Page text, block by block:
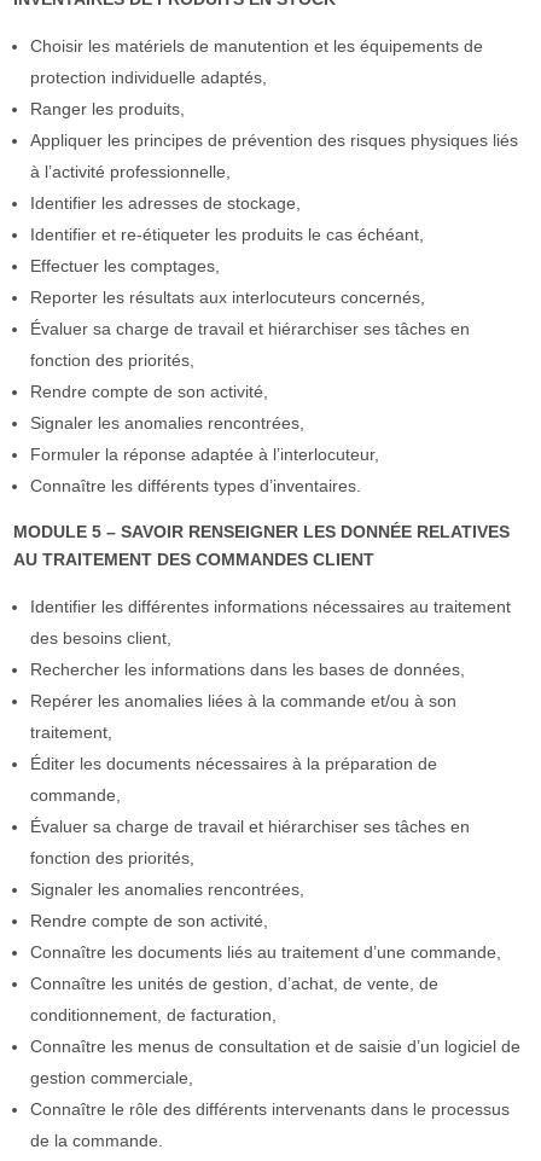
Choisir les matériels de manutention et les équipements de
protection individuelle adaptés,
Ranger les produits,
Appliquer les principes de prévention des risques physiques liés
à l’activité professionnelle,
Identifier les adresses de stockage,
Identifier et re-étiqueter les produits le cas échéant,
Effectuer les comptages,
Reporter les résultats aux interlocuteurs concernés,
Évaluer sa charge de travail et hiérarchiser ses tâches en
fonction des priorités,
Rendre compte de son activité,
Signaler les anomalies rencontrées,
Formuler la réponse adaptée à l’interlocuteur,
Connaître les différents types d’inventaires.
MODULE 5 – SAVOIR RENSEIGNER LES DONNÉE RELATIVES
AU TRAITEMENT DES COMMANDES CLIENT
Identifier les différentes informations nécessaires au traitement
des besoins client,
Rechercher les informations dans les bases de données,
Repérer les anomalies liées à la commande et/ou à son
traitement,
Éditer les documents nécessaires à la préparation de
commande,
Évaluer sa charge de travail et hiérarchiser ses tâches en
fonction des priorités,
Signaler les anomalies rencontrées,
Rendre compte de son activité,
Connaître les documents liés au traitement d’une commande,
Connaître les unités de gestion, d’achat, de vente, de
conditionnement, de facturation,
Connaître les menus de consultation et de saisie d’un logiciel de
gestion commerciale,
Connaître le rôle des différents intervenants dans le processus
de la commande.